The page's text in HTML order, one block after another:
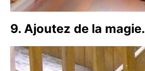
9. Ajoutez de la magie.